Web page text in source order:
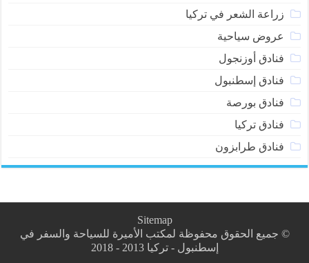
زراعة الشعر في تركيا
عروض سياحية
فنادق أوزنجول
فنادق إسطنبول
فنادق بورصة
فنادق تركيا
فنادق طرابزون
Sitemap
© جميع الحقوق محفوظة لمكتب الأميرة للسياحة والسفر في
إسطنبول - تركيا 2013 - 2018